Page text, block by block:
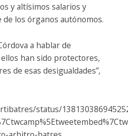
y altísimos salarios y
los órganos autónomos.
a hablar de
han sido protectores,
de esas desigualdades”,
status/